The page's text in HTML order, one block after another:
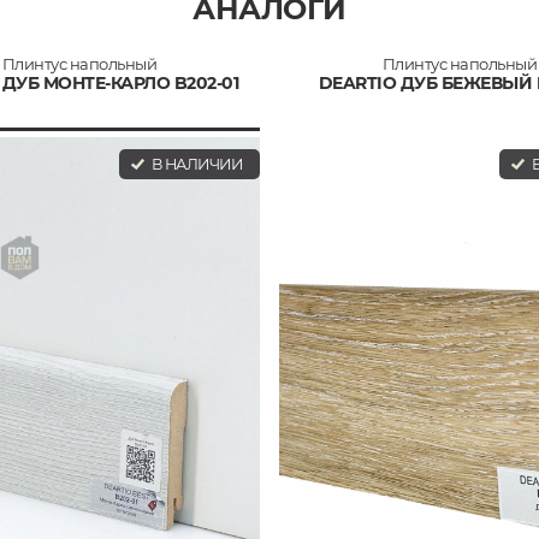
АНАЛОГИ
Плинтус напольный
ДУБ МОНТЕ-КАРЛО B202-01
В НАЛИЧИИ
Плинтус напольный
DEARTIO ДУБ БЕЖЕВЫЙ